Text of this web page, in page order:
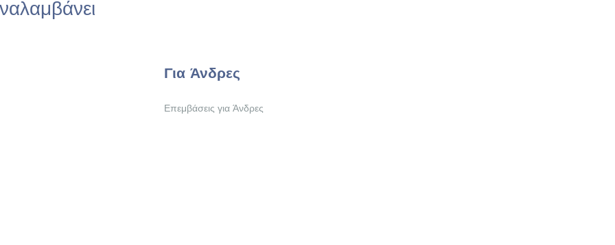
Για Άνδρες
Επεμβάσεις για Άνδρες